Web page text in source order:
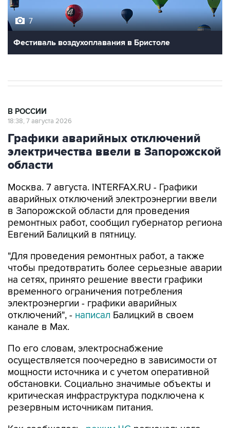
Фестиваль воздухоплавания в Бристоле
Графики аварийных отключений
электричества ввели в Запорожской
области
Москва. 7 августа. INTERFAX.RU - Графики
в Запорожской области для проведения
ремонтных работ, сообщил губернатор региона
Евгений Балицкий в пятницу.
"Для проведения ремонтных работ, а также
на сетях, принято решение ввести графики
временного ограничения потребления
электроэнергии - графики аварийных
отключений", -написалБалицкий в своем
канале в Max.
По его словам, электроснабжение
мощности источника и с учетом оперативной
обстановки. Социально значимые объекты и
критическая инфраструктура подключена к
резервным источникам питания.
Как сообщалось,режим ЧСрегионального